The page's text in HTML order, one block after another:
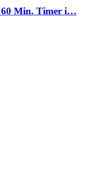
60 Min. Timer i…